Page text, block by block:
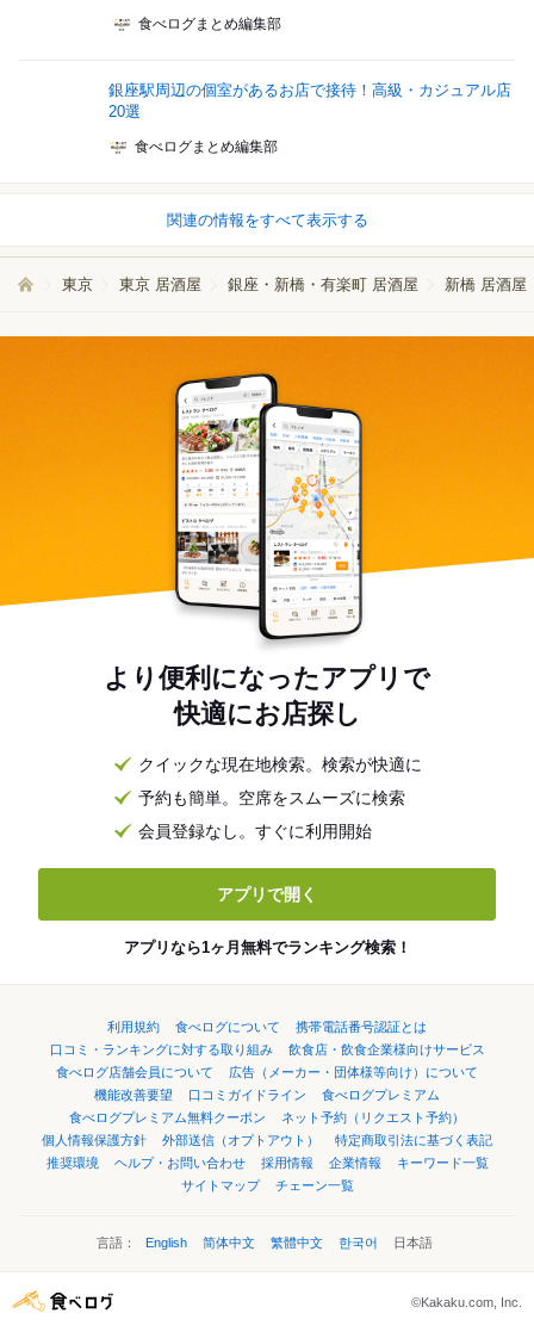
食べログまとめ編集部
銀座駅周辺の個室があるお店で接待！高級・カジュアル店
20選
食べログまとめ編集部
関連の情報をすべて表示する
東京 東京 居酒屋 銀座・新橋・有楽町 居酒屋 新橋 居酒屋
より便利になったアプリで
快適にお店探し
クイックな現在地検索。検索が快適に
予約も簡単。空席をスムーズに検索
会員登録なし。すぐに利用開始
アプリで開く
アプリなら1ヶ月無料でランキング検索！
利用規約 食べログについて
携帯電話番号認証とは
口コミ・ランキングに対する取り組み
飲食店・飲食企業様向けサービス
食べログ店舗会員について
広告（メーカー・団体様等向け）について
機能改善要望
口コミガイドライン
食べログプレミアム
食べログプレミアム無料クーポン
ネット予約（リクエスト予約）
個人情報保護方針
外部送信（オプトアウト）
特定商取引法に基づく表記
推奨環境
ヘルプ・お問い合わせ 採用情報 企業情報
キーワード一覧
サイトマップ
チェーン一覧
言語： English 简体中文 繁體中文 한국어 日本語
©Kakaku.com, Inc.